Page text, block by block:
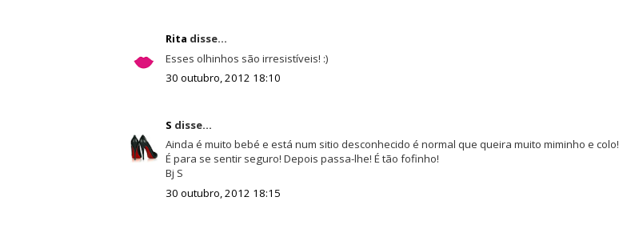
Rita disse...
Esses olhinhos são irresistíveis! :)
30 outubro, 2012 18:10
S disse...
Ainda é muito bebé e está num sitio desconhecido é normal que queira muito miminho e colo!
É para se sentir seguro! Depois passa-lhe! É tão fofinho!
Bj S
30 outubro, 2012 18:15